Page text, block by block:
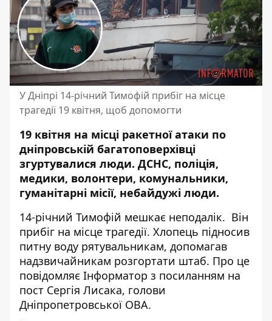
У Дніпрі 14-річний Тимофій прибіг на місце
трагедії 19 квітня, щоб допомогти
19 квітня на місці ракетної атаки по
дніпровській багатоповерхівці
згуртувалися люди. ДСНС, поліція,
медики, волонтери, комунальники,
гуманітарні місії, небайдужі люди.
14-річний Тимофій мешкає неподалік. Він
прибіг на місце трагедії. Хлопець підносив
питну воду рятувальникам, допомагав
надзвичайникам розгортати штаб. Про це
повідомляє Інформатор з посиланням на
пост Сергія Лисака, голови
Дніпропетровської ОВА.